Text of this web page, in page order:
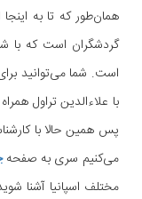
همان‌طور که تا به
گردشگران است که با
است. شما می‌توانید
با علاءالدین تراول
پس همین حالا با
می‌کنیم سری به صفحه
مختلف اسپانیا آشنا